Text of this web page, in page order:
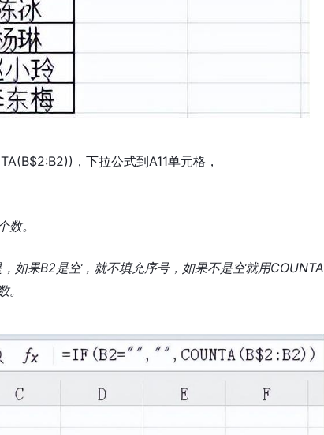
，下拉公式到A11单元格，
。
如果B2是空，就不填充序号，如果不是空就用COUNTA